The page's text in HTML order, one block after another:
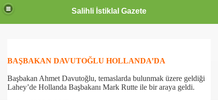
Salihli İstiklal Gazete
BAŞBAKAN DAVUTOĞLU HOLLANDA’DA
Başbakan Ahmet Davutoğlu, temaslarda bulunmak üzere geldiği
Lahey’de Hollanda Başbakanı Mark Rutte ile bir araya geldi.